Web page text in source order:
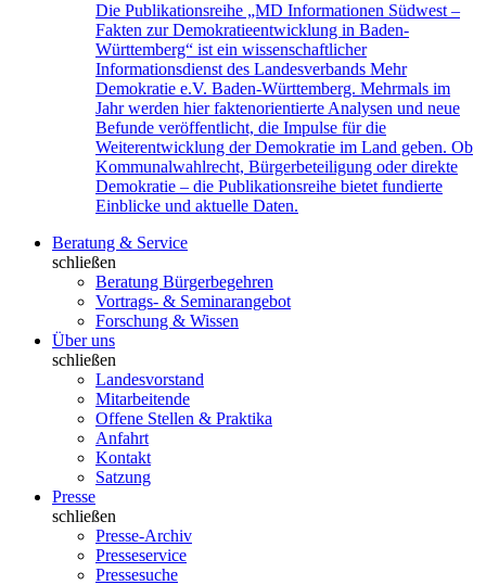
Die Publikationsreihe „MD Informationen Südwest –
Fakten zur Demokratieentwicklung in Baden-
Württemberg“ ist ein wissenschaftlicher
Informationsdienst des Landesverbands Mehr
Demokratie e.V. Baden-Württemberg. Mehrmals im
Jahr werden hier faktenorientierte Analysen und neue
Befunde veröffentlicht, die Impulse für die
Weiterentwicklung der Demokratie im Land geben. Ob
Kommunalwahlrecht, Bürgerbeteiligung oder direkte
Demokratie – die Publikationsreihe bietet fundierte
Einblicke und aktuelle Daten.
Beratung & Service
schließen
Beratung Bürgerbegehren
Vortrags- & Seminarangebot
Forschung & Wissen
Über uns
schließen
Landesvorstand
Mitarbeitende
Offene Stellen & Praktika
Anfahrt
Kontakt
Satzung
Presse
schließen
Presse-Archiv
Presseservice
Pressesuche